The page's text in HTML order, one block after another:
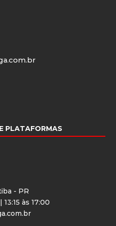
PLATAFORMAS
- PR
às 17:00